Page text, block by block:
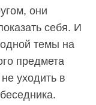
они
себя. И
одной темы на
предмета
уходить в